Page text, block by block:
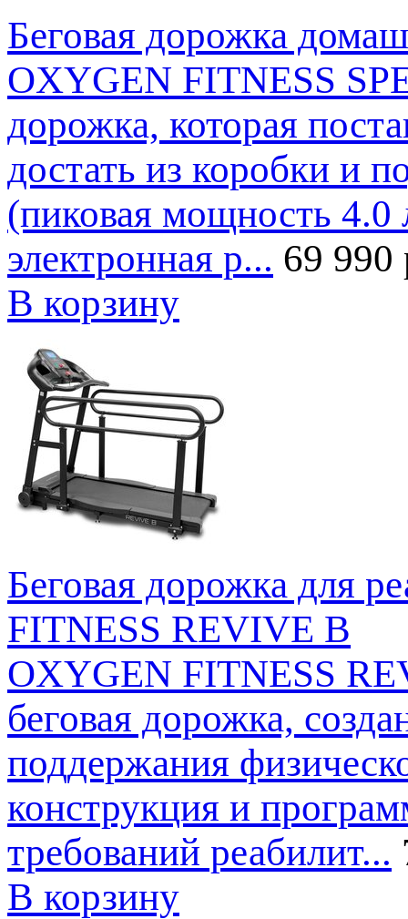
Беговая дорожка
OXYGEN FITNESS
дорожка, которая
достать из коробки и
(пиковая мощность 4.0
электронная р... 69 990
В корзину
Беговая дорожка для
FITNESS REVIVE B
OXYGEN FITNESS
беговая дорожка,
поддержания
конструкция и
требований реабилит...
В корзину